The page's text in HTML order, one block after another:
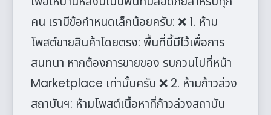
คน เรามีข้อกำหนดเล็กน้อยครับ: ❌ 1. ห้าม
โพสต์ขายสินค้าโดยตรง: พื้นที่นี้มีไว้เพื่อการ
สนทนา หากต้องการขายของ รบกวนไปที่หน้า
Marketplace เท่านั้นครับ ❌ 2. ห้ามก้าวล่วง
สถาบันฯ: ห้ามโพสต์เนื้อหาที่ก้าวล่วงสถาบัน